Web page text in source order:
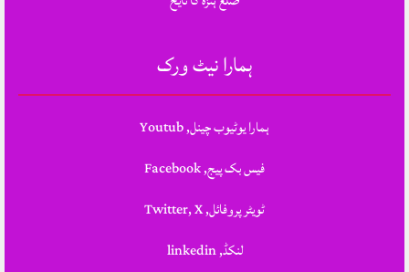
ہمارا نیٹ ورک
ہمارا یوٹیوب چینل, Youtub
فیس بک پیج, Facebook
ٹویٹر پروفائل, Twitter, X
لنکڈ, linkedin